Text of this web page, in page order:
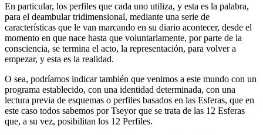
En particular, los perfiles que cada uno utiliza, y esta es la palabra,
para el deambular tridimensional, mediante una serie de
características que le van marcando en su diario acontecer, desde el
momento en que nace hasta que voluntariamente, por parte de la
consciencia, se termina el acto, la representación, para volver a
empezar, y esta es la realidad.
O sea, podríamos indicar también que venimos a este mundo con un
programa establecido, con una identidad determinada, con una
lectura previa de esquemas o perfiles basados en las Esferas, que en
este caso todos sabemos por Tseyor que se trata de las 12 Esferas
que, a su vez, posibilitan los 12 Perfiles.